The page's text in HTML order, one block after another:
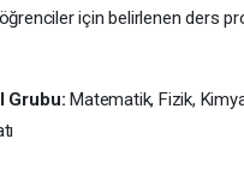
için belirlenen ders
Grubu: Matematik, Fizik,